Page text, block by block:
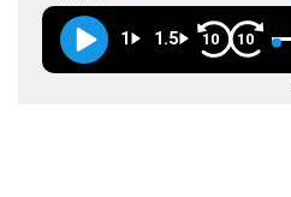
1 1.5 10 10